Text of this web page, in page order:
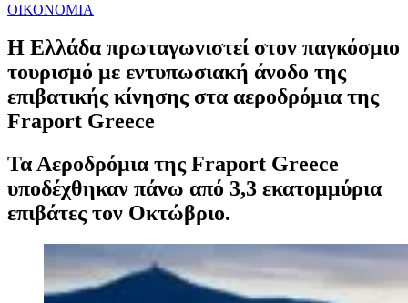
ΟΙΚΟΝΟΜΙΑ
Η Ελλάδα πρωταγωνιστεί στον παγκόσμιο
τουρισμό με εντυπωσιακή άνοδο της
επιβατικής κίνησης στα αεροδρόμια της
Fraport Greece
Τα Αεροδρόμια της Fraport Greece
υποδέχθηκαν πάνω από 3,3 εκατομμύρια
επιβάτες τον Οκτώβριο.